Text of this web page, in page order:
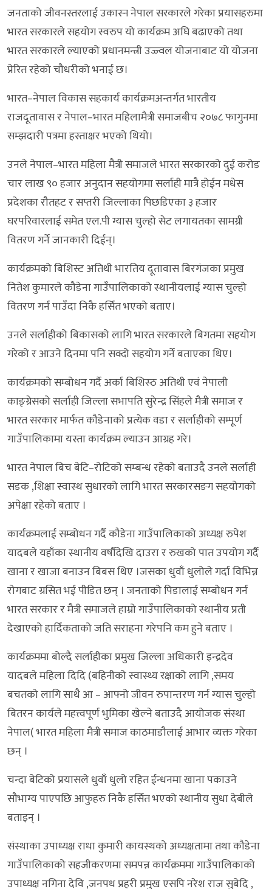
जनताको जीवनस्तरलाई उकास्न नेपाल सरकारले गरेका प्रयासहरुमा
भारत सरकारले सहयोग स्वरुप यो कार्यक्रम अघि बढाएको तथा
भारत सरकारले ल्याएको प्रधानमन्त्री उज्ज्वल योजनाबाट यो योजना
प्रेरित रहेको चौधरीको भनाई छ।
भारत–नेपाल विकास सहकार्य कार्यक्रमअन्तर्गत भारतीय
राजदूतावास र नेपाल–भारत महिलामैत्री समाजबीच २०७८ फागुनमा
सम्झदारी पत्रमा हस्ताक्षर भएको थियो।
उनले नेपाल–भारत महिला मैत्री समाजले भारत सरकारको दुई करोड
चार लाख ९० हजार अनुदान सहयोगमा सर्लाही मात्रै होईन मधेस
प्रदेशका रौतहट र सप्तरी जिल्लाका पिछडिएका ३ हजार
घरपरिवारलाई समेत एल.पी ग्यास चुल्हो सेट लगायतका सामग्री
वितरण गर्ने जानकारी दिईन्।
कार्यक्रमको बिशिस्ट अतिथी भारतिय दूतावास बिरगंजका प्रमुख
नितेश कुमारले कौडेना गाउँपालिकाको स्थानीयलाई ग्यास चुल्हो
वितरण गर्न पाउँदा निकै हर्सित भएको बताए।
उनले सर्लाहीको बिकासको लागि भारत सरकारले बिगतमा सहयोग
गरेको र आउने दिनमा पनि सक्दो सहयोग गर्ने बताएका थिए।
कार्यक्रमको सम्बोधन गर्दै अर्का बिशिस्ठ अतिथी एवं नेपाली
काङ्ग्रेसको सर्लाही जिल्ला सभापति सुरेन्द्र सिंहले मैत्री समाज र
भारत सरकार मार्फत कौडेनाको प्रत्येक वडा र सर्लाहीको सम्पूर्ण
गाउँपालिकामा यस्ता कार्यक्रम ल्याउन आग्रह गरे।
भारत नेपाल बिच बेटि–रोटिको सम्बन्ध रहेको बताउदै उनले सर्लाही
सडक ,शिक्षा स्वास्थ सुधारको लागि भारत सरकारसङग सहयोगको
अपेक्षा रहेको बताए ।
कार्यक्रमलाई सम्बोधन गर्दै कौडेना गाउँपालिकाको अध्यक्ष रुपेश
यादबले यहाँका स्थानीय वर्षौदेखि दाउरा र रुखको पात उपयोग गर्दै
खाना र खाजा बनाउन बिबस थिए ।जसका धुवाँ धुलोले गर्दा विभिन्न
रोगबाट ग्रसित भई पीडित छन् । जनताको पिडालाई सम्बोधन गर्न
भारत सरकार र मैत्री समाजले हाम्रो गाउँपालिकाको स्थानीय प्रती
देखाएको हार्दिकताको जति सराहना गरेपनि कम हुने बताए ।
कार्यक्रममा बोल्दै सर्लाहीका प्रमुख जिल्ला अधिकारी इन्द्रदेव
यादबले महिला दिदि (बहिनीको स्वास्थ्य रक्षाको लागि ,समय
बचतको लागि साथै आ – आफ्नो जीवन रुपान्तरण गर्न ग्यास चुल्हो
बितरन कार्यले महत्त्वपूर्ण भुमिका खेल्ने बताउदै आयोजक संस्था
नेपाल( भारत महिला मैत्री समाज काठमाडौलाई आभार व्यक्त गरेका
छन् ।
चन्दा बेटिको प्रयासले धुवाँ धुलो रहित ईन्धनमा खाना पकाउने
सौभाग्य पाएपछि आफुहरु निकै हर्सित भएको स्थानीय सुधा देबीले
बताइन् ।
संस्थाका उपाध्यक्ष राधा कुमारी कायस्थको अध्यक्षतामा तथा कौडेना
गाउँपालिकाको सहजीकरणमा समपन्न कार्यक्रममा गाउँपालिकाको
उपाध्यक्ष नगिना देवि ,जनपथ प्रहरी प्रमुख एसपि नरेश राज सुबेदि ,